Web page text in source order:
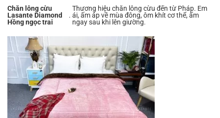
Chăn lông cừu
Lasante Diamond
Hồng ngọc trai
.
Thương hiệu chăn lông cừu đến từ Pháp. Êm
ái, ấm áp về mùa đông, ôm khít cơ thể, ấm
ngay sau khi lên giường.